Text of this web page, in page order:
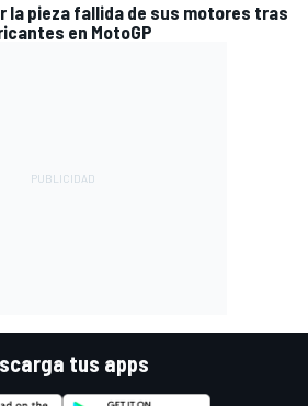
la pieza fallida de sus motores tras
en MotoGP
tus apps